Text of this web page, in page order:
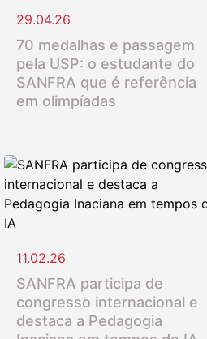
29.04.26
70 medalhas e passagem
pela USP: o estudante do
SANFRA que é referência
em olimpíadas
11.02.26
SANFRA participa de
congresso internacional e
destaca a Pedagogia